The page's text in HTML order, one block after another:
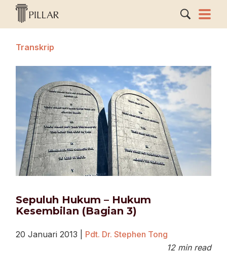
Transkrip
Sepuluh Hukum – Hukum
Kesembilan (Bagian 3)
20 Januari 2013
Pdt. Dr. Stephen Tong
12 min read